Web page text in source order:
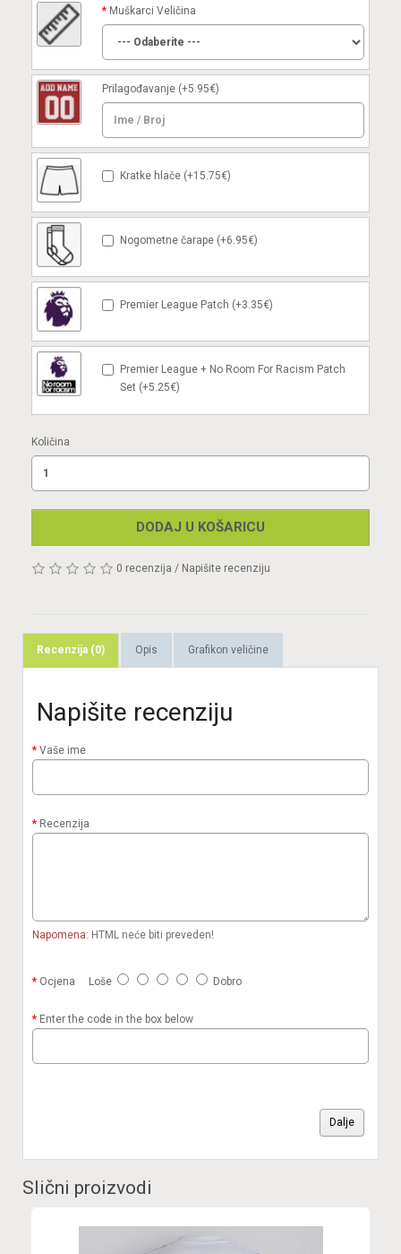
Muškarci Veličina
Prilagođavanje (+5.95€)
Kratke hlače (+15.75€)
Nogometne čarape (+6.95€)
Premier League Patch (+3.35€)
Premier League + No Room For Racism Patch
Set (+5.25€)
Količina
DODAJ U KOŠARICU
0 recenzija / Napišite recenziju
Recenzija (0) Opis Grafikon veličine
Napišite recenziju
Vaše ime
Recenzija
Napomena: HTML neće biti preveden!
Ocjena Loše Dobro
Enter the code in the box below
Dalje
Slični proizvodi